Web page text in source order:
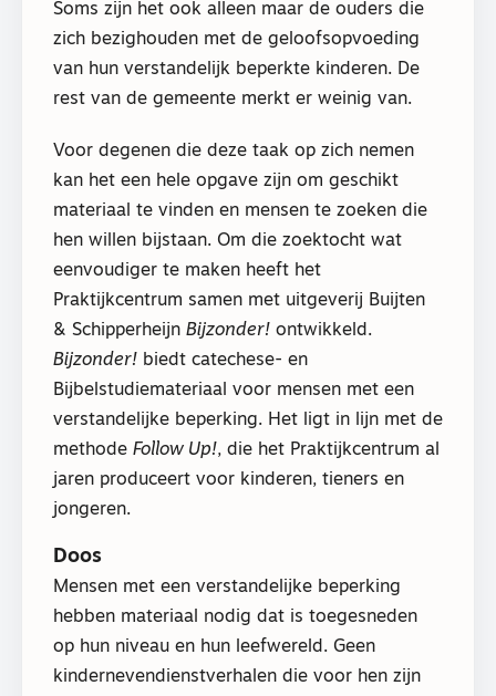
Soms zijn het ook alleen maar de ouders die
zich bezighouden met de geloofsopvoeding
van hun verstandelijk beperkte kinderen. De
rest van de gemeente merkt er weinig van.
Voor degenen die deze taak op zich nemen
kan het een hele opgave zijn om geschikt
materiaal te vinden en mensen te zoeken die
hen willen bijstaan. Om die zoektocht wat
eenvoudiger te maken heeft het
Praktijkcentrum samen met uitgeverij Buijten
& Schipperheijn Bijzonder! ontwikkeld.
Bijzonder! biedt catechese- en
Bijbelstudiemateriaal voor mensen met een
verstandelijke beperking. Het ligt in lijn met de
methode Follow Up!, die het Praktijkcentrum al
jaren produceert voor kinderen, tieners en
jongeren.
Doos
Mensen met een verstandelijke beperking
hebben materiaal nodig dat is toegesneden
op hun niveau en hun leefwereld. Geen
kindernevendienstverhalen die voor hen zijn